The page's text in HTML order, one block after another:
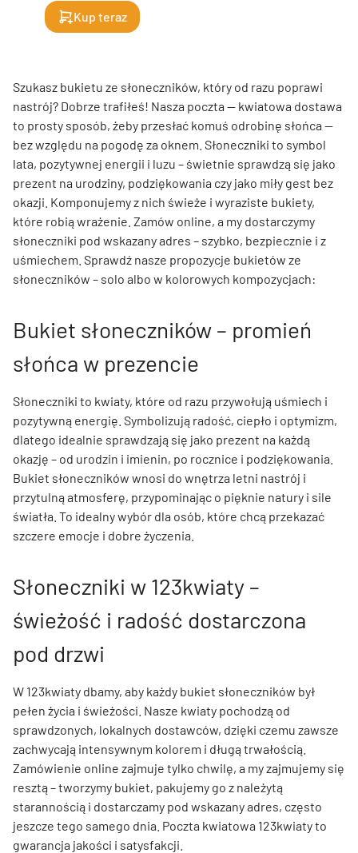
Kup teraz
Szukasz bukietu ze słoneczników, który od razu poprawi
nastrój? Dobrze trafiłeś! Nasza poczta — kwiatowa dostawa
to prosty sposób, żeby przesłać komuś odrobinę słońca —
bez względu na pogodę za oknem. Słoneczniki to symbol
lata, pozytywnej energii i luzu – świetnie sprawdzą się jako
prezent na urodziny, podziękowania czy jako miły gest bez
okazji. Komponujemy z nich świeże i wyraziste bukiety,
które robią wrażenie. Zamów online, a my dostarczymy
słoneczniki pod wskazany adres – szybko, bezpiecznie i z
uśmiechem. Sprawdź nasze propozycje bukietów ze
słoneczników – solo albo w kolorowych kompozycjach:
Bukiet słoneczników – promień
słońca w prezencie
Słoneczniki to kwiaty, które od razu przywołują uśmiech i
pozytywną energię. Symbolizują radość, ciepło i optymizm,
dlatego idealnie sprawdzają się jako prezent na każdą
okazję – od urodzin i imienin, po rocznice i podziękowania.
Bukiet słoneczników wnosi do wnętrza letni nastrój i
przytulną atmosferę, przypominając o pięknie natury i sile
światła. To idealny wybór dla osób, które chcą przekazać
szczere emocje i dobre życzenia.
Słoneczniki w 123kwiaty –
świeżość i radość dostarczona
pod drzwi
W 123kwiaty dbamy, aby każdy bukiet słoneczników był
pełen życia i świeżości. Nasze kwiaty pochodzą od
sprawdzonych, lokalnych dostawców, dzięki czemu zawsze
zachwycają intensywnym kolorem i długą trwałością.
Zamówienie online zajmuje tylko chwilę, a my zajmujemy się
resztą – tworzymy bukiet, pakujemy go z należytą
starannością i dostarczamy pod wskazany adres, często
jeszcze tego samego dnia. Poczta kwiatowa 123kwiaty to
gwarancja jakości i satysfakcji.